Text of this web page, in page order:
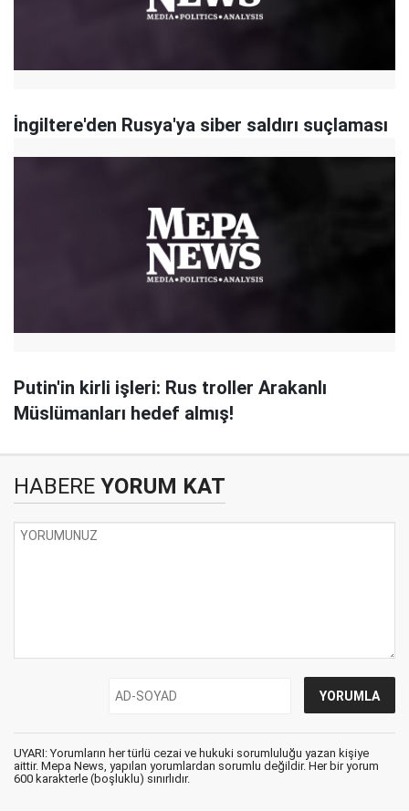
İngiltere'den Rusya'ya siber saldırı suçlaması
Putin'in kirli işleri: Rus troller Arakanlı
Müslümanları hedef almış!
HABERE YORUM KAT
UYARI: Yorumların her türlü cezai ve hukuki sorumluluğu yazan kişiye
aittir. Mepa News, yapılan yorumlardan sorumlu değildir. Her bir yorum
600 karakterle (boşluklu) sınırlıdır.